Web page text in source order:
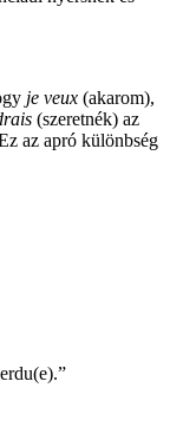
je veux (akarom),
(szeretnék) az
az apró különbség
”